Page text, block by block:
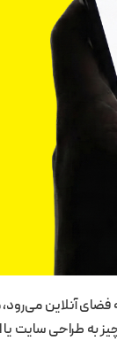
فضای آنلاین
چیز به طراحی سایت